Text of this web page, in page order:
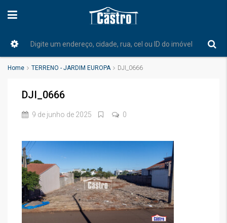
Home TERRENO - JARDIM EUROPA DJI_0666
DJI_0666
9 de junho de 2025 0